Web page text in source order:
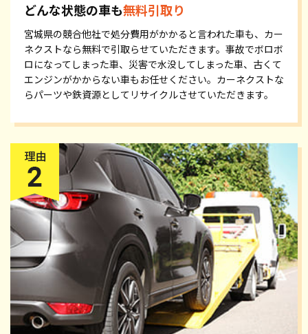
どんな状態の車も無料引取り
宮城県の競合他社で処分費用がかかると言われた車も、カー
ネクストなら無料で引取らせていただきます。事故でボロボ
ロになってしまった車、災害で水没してしまった車、古くて
エンジンがかからない車もお任せください。カーネクストな
らパーツや鉄資源としてリサイクルさせていただきます。